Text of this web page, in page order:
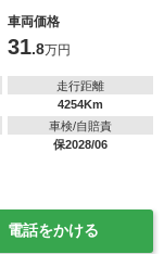
車両価格
31.8万円
走行距離
4254Km
車検/自賠責
保2028/06
電話をかける